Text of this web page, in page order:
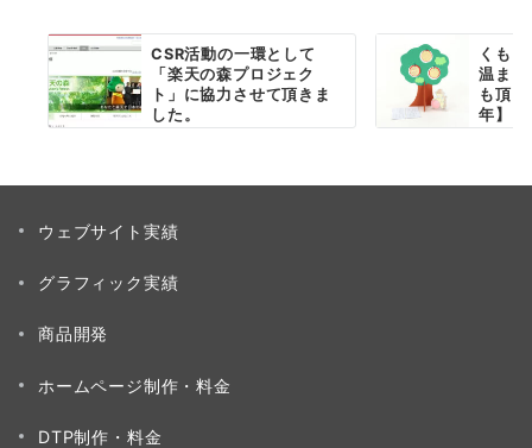
CSR活動の一環として
「楽天の森プロジェク
ト」に協力させて頂きま
した。
くも
温まる
も頂
年】
ウェブサイト実績
グラフィック実績
商品開発
ホームページ制作・料金
DTP制作・料金